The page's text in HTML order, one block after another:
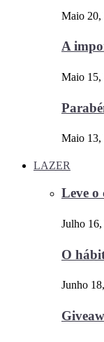
Maio 20,
A
Maio 15,
Maio 13,
LAZER
Leve o
Julho
O
Junho